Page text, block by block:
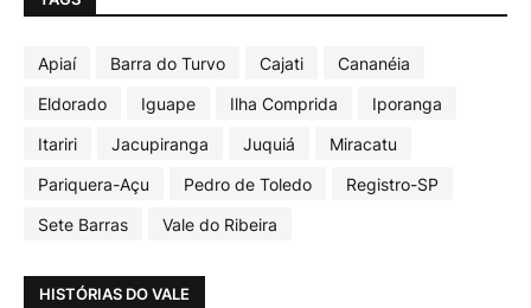
Apiaí Barra do Turvo Cajati
Cananéia
Eldorado
Iguape Ilha Comprida
Iporanga
Itariri
Jacupiranga Juquiá
Miracatu
Pariquera-Açu
Pedro de Toledo
Registro-SP
Sete Barras
Vale do Ribeira
HISTÓRIAS DO VALE